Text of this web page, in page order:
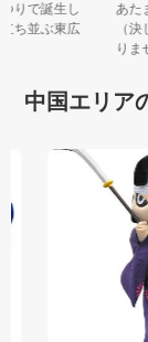
つりで誕生し
立ち並ぶ東広
あ
（
り
中国エリア